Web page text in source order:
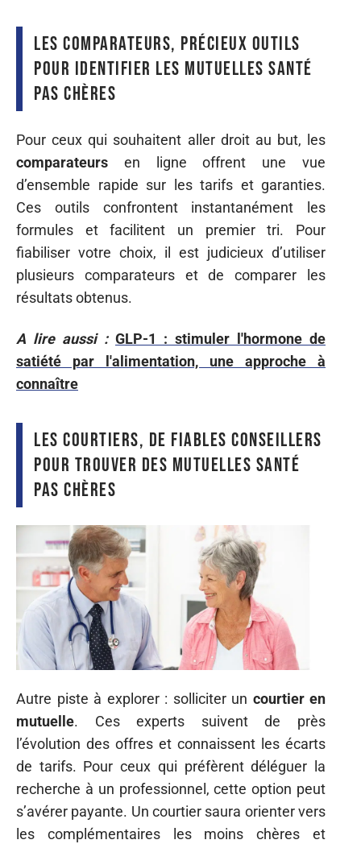
Les comparateurs, précieux outils
pour identifier les mutuelles santé
pas chères
Pour ceux qui souhaitent aller droit au but, les
comparateurs en ligne offrent une vue
d’ensemble rapide sur les tarifs et garanties.
Ces outils confrontent instantanément les
formules et facilitent un premier tri. Pour
fiabiliser votre choix, il est judicieux d’utiliser
plusieurs comparateurs et de comparer les
résultats obtenus.
A lire aussi : GLP-1 : stimuler l'hormone de
satiété par l'alimentation, une approche à
connaître
Les courtiers, de fiables conseillers
pour trouver des mutuelles santé
pas chères
Autre piste à explorer : solliciter un courtier en
mutuelle. Ces experts suivent de près
l’évolution des offres et connaissent les écarts
de tarifs. Pour ceux qui préfèrent déléguer la
recherche à un professionnel, cette option peut
s’avérer payante. Un courtier saura orienter vers
les complémentaires les moins chères et